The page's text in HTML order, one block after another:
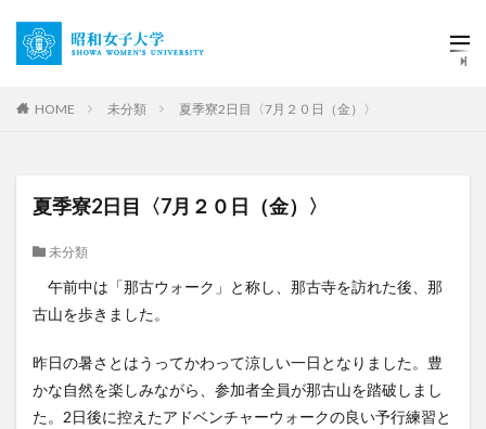
HOME 未分類 夏季寮2日目〈7月２０日（金）〉
夏季寮2日目〈7月２０日（金）〉
未分類
午前中は「那古ウォーク」と称し、那古寺を訪れた後、那
古山を歩きました。
昨日の暑さとはうってかわって涼しい一日となりました。豊
かな自然を楽しみながら、参加者全員が那古山を踏破しまし
た。2日後に控えたアドベンチャーウォークの良い予行練習と